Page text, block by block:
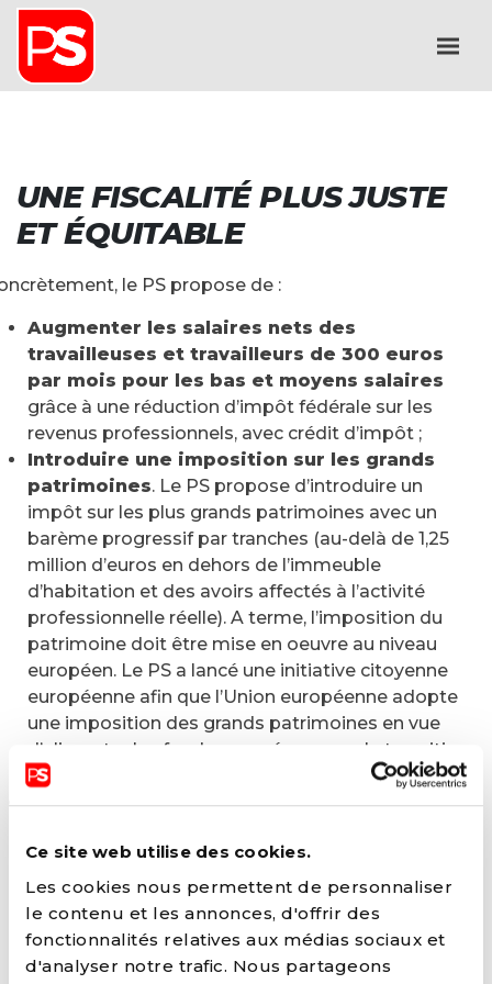
Ce site web utilise des cookies.
Les cookies nous permettent de personnaliser
le contenu et les annonces, d'offrir des
fonctionnalités relatives aux médias sociaux et
d'analyser notre trafic. Nous partageons
UNE FISCALITÉ PLUS JUSTE
ET ÉQUITABLE
le PS propose de :
Augmenter les salaires nets des
travailleuses et travailleurs de 300 euros
par mois pour les bas et moyens salaires
grâce à une réduction d’impôt fédérale sur les
revenus professionnels, avec crédit d’impôt ;
Introduire une imposition sur les grands
patrimoines. Le PS propose d’introduire un
impôt sur les plus grands patrimoines avec un
barème progressif par tranches (au-delà de 1,25
million d’euros en dehors de l’immeuble
d’habitation et des avoirs affectés à l’activité
professionnelle réelle). A terme, l’imposition du
patrimoine doit être mise en oeuvre au niveau
européen. Le PS a lancé une initiative citoyenne
européenne afin que l’Union européenne adopte
une imposition des grands patrimoines en vue
d’alimenter les fonds européens pour la transition
sociale et climatique ;
Globaliser les revenus mobiliers (hors
défaut, instaurer des taux progressifs
propres aux revenus mobiliers. Un euro égal
un euro : chaque euro issu des capitaux doit être
taxé de la même manière que les revenus
professionnels. Cette mesure implique de mettre